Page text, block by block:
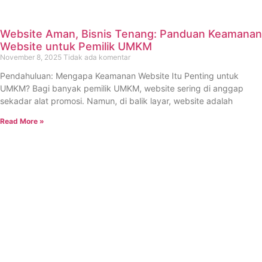
Website Aman, Bisnis Tenang: Panduan Keamanan
Website untuk Pemilik UMKM
November 8, 2025 Tidak ada komentar
Pendahuluan: Mengapa Keamanan Website Itu Penting untuk
UMKM? Bagi banyak pemilik UMKM, website sering di anggap
sekadar alat promosi. Namun, di balik layar, website adalah
Read More »